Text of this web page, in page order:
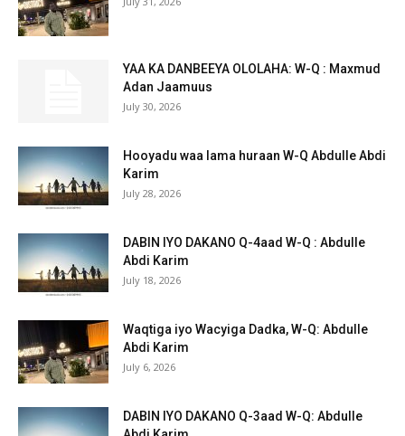
YAA KA DANBEEYA OLOLAHA: W-Q : Maxmud
Adan Jaamuus
July 30, 2026
Hooyadu waa lama huraan W-Q Abdulle Abdi
Karim
July 28, 2026
DABIN IYO DAKANO Q-4aad W-Q : Abdulle
Abdi Karim
July 18, 2026
Waqtiga iyo Wacyiga Dadka, W-Q: Abdulle
Abdi Karim
July 6, 2026
DABIN IYO DAKANO Q-3aad W-Q: Abdulle